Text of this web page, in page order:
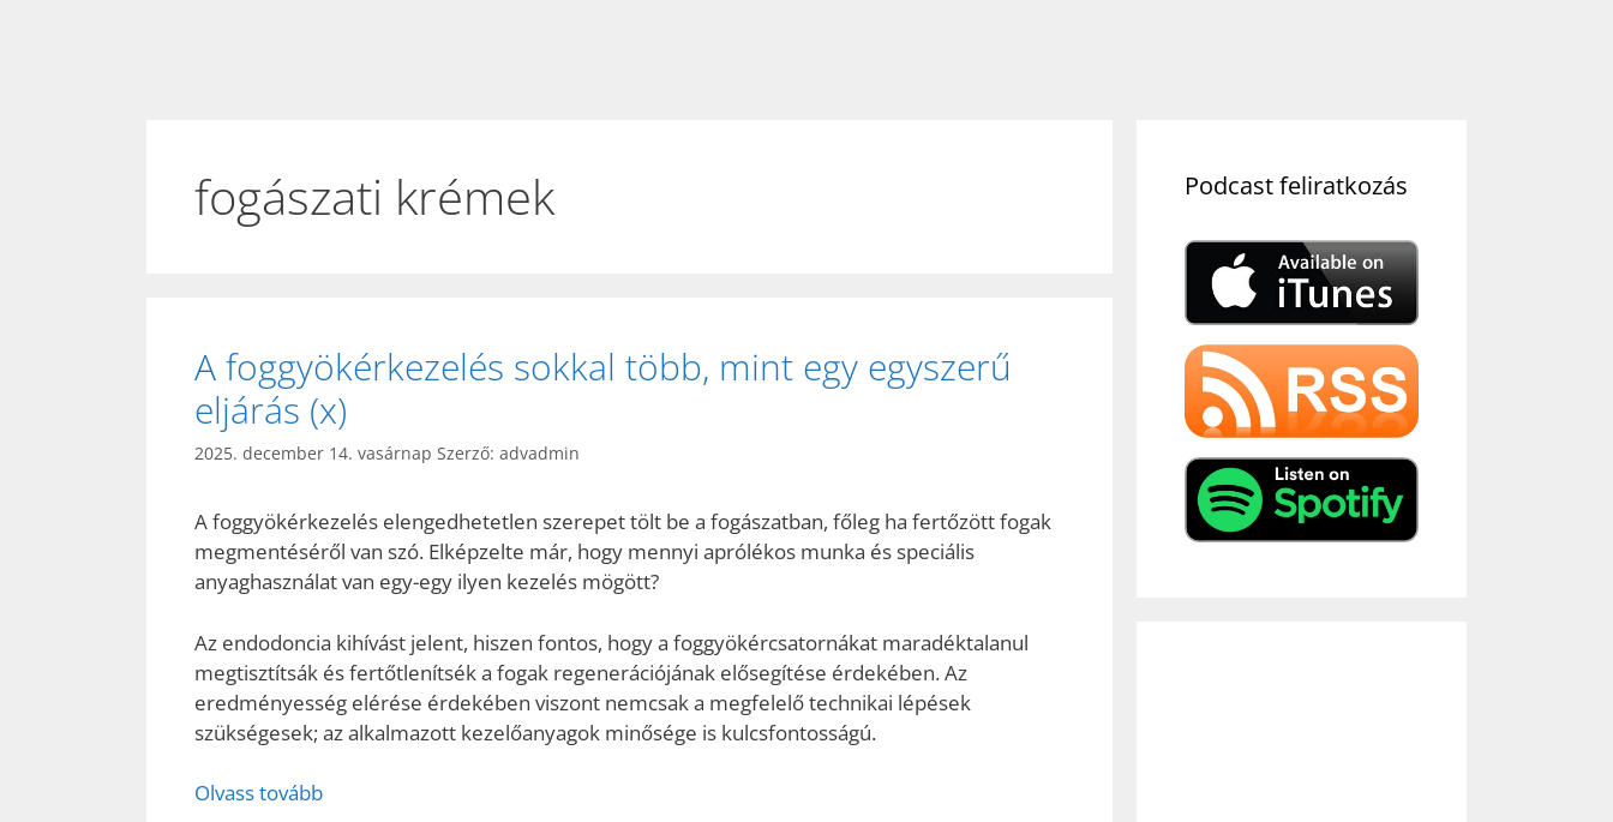
fogászati krémek
A foggyökérkezelés sokkal több, mint egy egyszerű
eljárás (x)
2025. december 14. vasárnap Szerző: advadmin
A foggyökérkezelés elengedhetetlen szerepet tölt be a fogászatban, főleg ha fertőzött fogak
megmentéséről van szó. Elképzelte már, hogy mennyi aprólékos munka és speciális
anyaghasználat van egy-egy ilyen kezelés mögött?
Az endodoncia kihívást jelent, hiszen fontos, hogy a foggyökércsatornákat maradéktalanul
megtisztítsák és fertőtlenítsék a fogak regenerációjának elősegítése érdekében. Az
eredményesség elérése érdekében viszont nemcsak a megfelelő technikai lépések
szükségesek; az alkalmazott kezelőanyagok minősége is kulcsfontosságú.
Olvass tovább
Podcast feliratkozás